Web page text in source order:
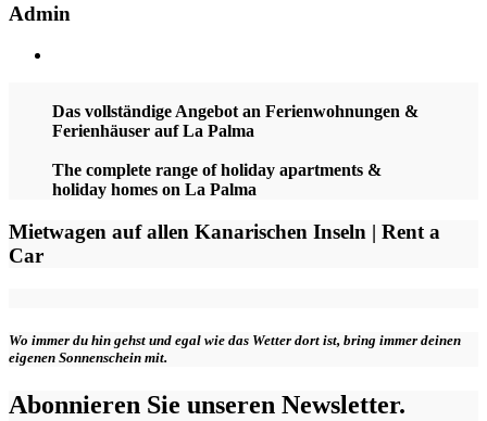
Admin
Das vollständige Angebot an Ferienwohnungen &
Ferienhäuser auf La Palma
The complete range of holiday apartments &
holiday homes on La Palma
Mietwagen auf allen Kanarischen Inseln | Rent a
Car
Wo immer du hin gehst und egal wie das Wetter dort ist, bring immer deinen
eigenen Sonnenschein mit.
Abonnieren Sie unseren Newsletter.